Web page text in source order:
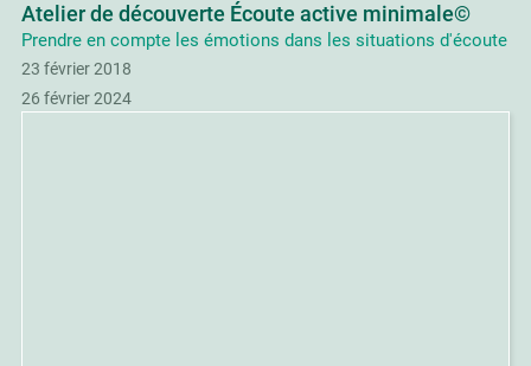
Atelier de découverte Écoute active minimale©
Prendre en compte les émotions dans les situations d'écoute
23 février 2018
26 février 2024